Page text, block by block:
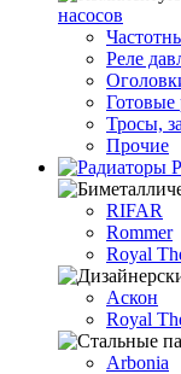
насосов
Реле
Готовые
Тросы,
Прочие
RIFAR
Rommer
Royal
Аскон
Royal
Arbonia